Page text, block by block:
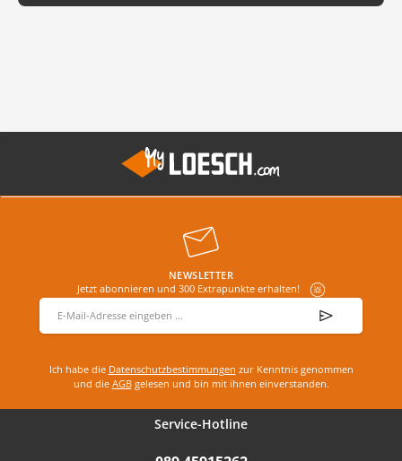
NEWSLETTER
Jetzt abonnieren und 300 Extrapunkte erhalten!
E-Mail-Adresse
Ich habe die Datenschutzbestimmungen zur Kenntnis genommen
und die AGBgelesen und bin mit ihnen einverstanden.
Service-Hotline